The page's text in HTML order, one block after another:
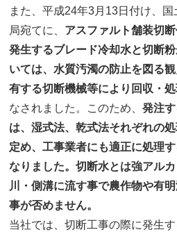
また、平成24年3月13日付け、
局宛てに、 アスファルト舗装切
発生するブレード冷却水と切断
いては、水質汚濁の防止を図る
有する切断機械等により回収・
なされました。このため、発注
は、湿式法、乾式法それぞれの
定め、工事業者にも適正に処理
なりました。切断水とは強アル
川・側溝に流す事で農作物や有
事が否めません。
当社では、切断工事の際に発生